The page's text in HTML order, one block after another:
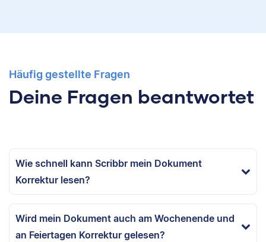
Häufig gestellte Fragen
Deine Fragen beantwortet
Wie schnell kann Scribbr mein Dokument
Korrektur lesen?
Wird mein Dokument auch am Wochenende und
an Feiertagen Korrektur gelesen?